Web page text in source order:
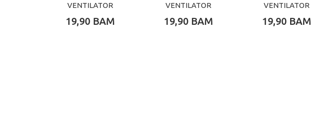
VENTILATOR
19,90 BAM
VENTILATOR
19,90 BAM
VENTILATOR
19,90 BAM